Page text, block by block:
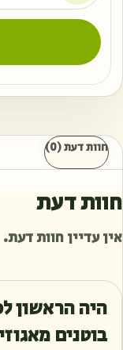
חוות דעת (0)
חוות דעת
אין עדיין חוות דעת.
היה הראשון
בוטנים